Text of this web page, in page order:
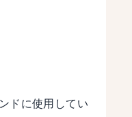
ドに使用してい